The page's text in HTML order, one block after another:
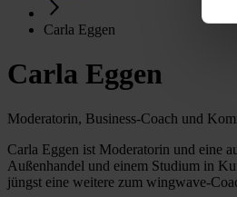
Carla Eggen
Carla Eggen
Moderatorin, Business-Coach und
Carla Eggen ist Moderatorin und eine
Außenhandel und einem Studium in
jüngst eine weitere zum wingwave-